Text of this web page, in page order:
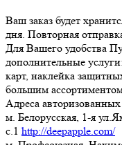
Ваш заказ будет
дня. Повторная
Для Вашего удобства
дополнительные
карт, наклейка
большим
Адреса
м. Белорусская, 1-я
c.1 http://deepapple.com/